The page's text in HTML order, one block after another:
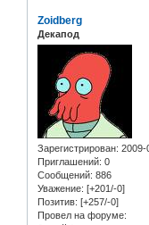
Zoidberg
Декапод
Зарегистрирован: 2009-
Приглашений: 0
Сообщений: 886
Уважение: [+201/-0]
Позитив: [+257/-0]
Провел на форуме: